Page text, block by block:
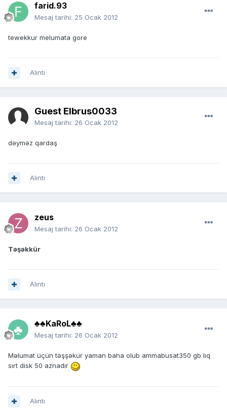
farid.93
Mesaj tarihi: 25 Ocak 2012
tewekkur melumata gore
Alıntı
Guest Elbrus0033
Mesaj tarihi: 26 Ocak 2012
dəyməz qardaş
Alıntı
zeus
Mesaj tarihi: 26 Ocak 2012
Təşəkkür
Alıntı
♣♣KaRoL♣♣
Mesaj tarihi: 26 Ocak 2012
Məlumat üçün təşşəkür yaman baha olub ammabusat350 gb lıq
sırt disk 50 aznadır
Alıntı